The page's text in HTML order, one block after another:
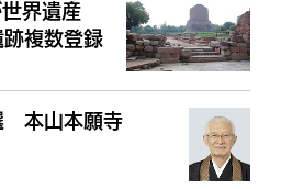
世界遺産
複数登録
本山本願寺